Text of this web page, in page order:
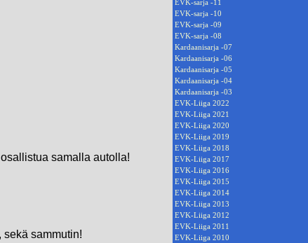
samalla autolla!
sammutin!
EVK-sarja -11
EVK-sarja -10
EVK-sarja -09
EVK-sarja -08
Kardaanisarja -07
Kardaanisarja -06
Kardaanisarja -05
Kardaanisarja -04
Kardaanisarja -03
EVK-Liiga 2022
EVK-Liiga 2021
EVK-Liiga 2020
EVK-Liiga 2019
EVK-Liiga 2018
EVK-Liiga 2017
EVK-Liiga 2016
EVK-Liiga 2015
EVK-Liiga 2014
EVK-Liiga 2013
EVK-Liiga 2012
EVK-Liiga 2011
EVK-Liiga 2010